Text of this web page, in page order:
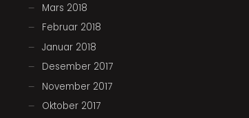
Mars 2018
Februar 2018
Januar 2018
Desember 2017
November 2017
Oktober 2017